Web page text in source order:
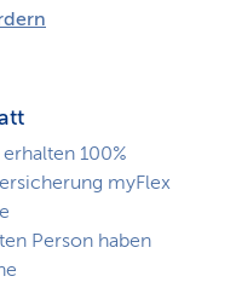
100%
myFlex
Person haben